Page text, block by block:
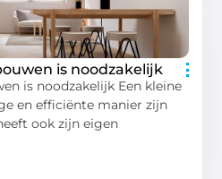
is noodzakelijk
is noodzakelijk Een kleine
en efficiënte manier zijn
ook zijn eigen